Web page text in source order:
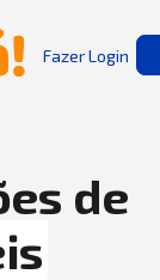
Fazer Login
de